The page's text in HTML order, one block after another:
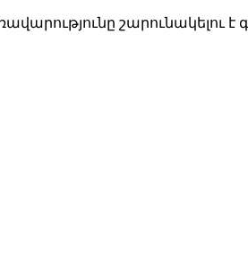
շարունակելու է